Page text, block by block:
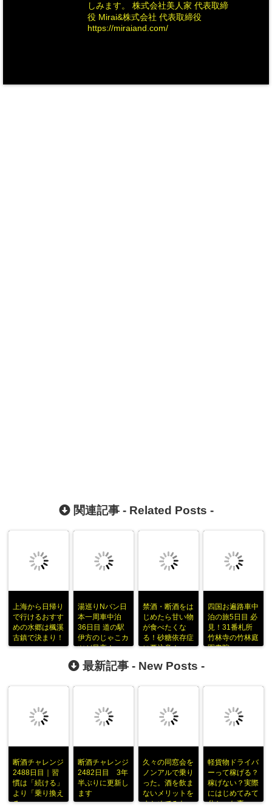
しみます。 株式会社美人家 代表取締
役 Mirai&株式会社 代表取締役
https://miraiand.com/
関連記事 - Related Posts -
上海から日帰り
で行けるおすす
めの水郷は楓溪
古鎮で決まり！
湯巡りNバン日
本一周車中泊
36日目 道の駅
伊方のじゃこカ
ツが最高！
禁酒・断酒をは
じめたら甘い物
が食べたくな
る！砂糖依存症
に要注意！
四国お遍路車中
泊の旅5日目 必
見！31番札所
竹林寺の竹林庭
園書院
最新記事 - New Posts -
断酒チャレンジ
2488日目｜習
慣は「続ける」
より「乗り換え
る」
断酒チャレンジ
2482日目 3年
半ぶりに更新し
ます
久々の同窓会を
ノンアルで乗り
った。酒を飲ま
ないメリットを
まとめてみた
軽貨物ドライバ
ーって稼げる？
稼げない？実際
にはじめてみて
分かった事